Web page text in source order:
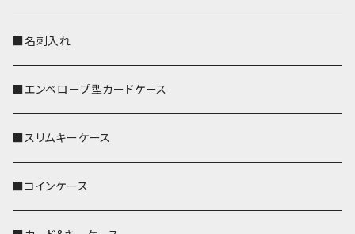
■名刺入れ
■エンベロープ型カードケース
■スリムキーケース
■コインケース